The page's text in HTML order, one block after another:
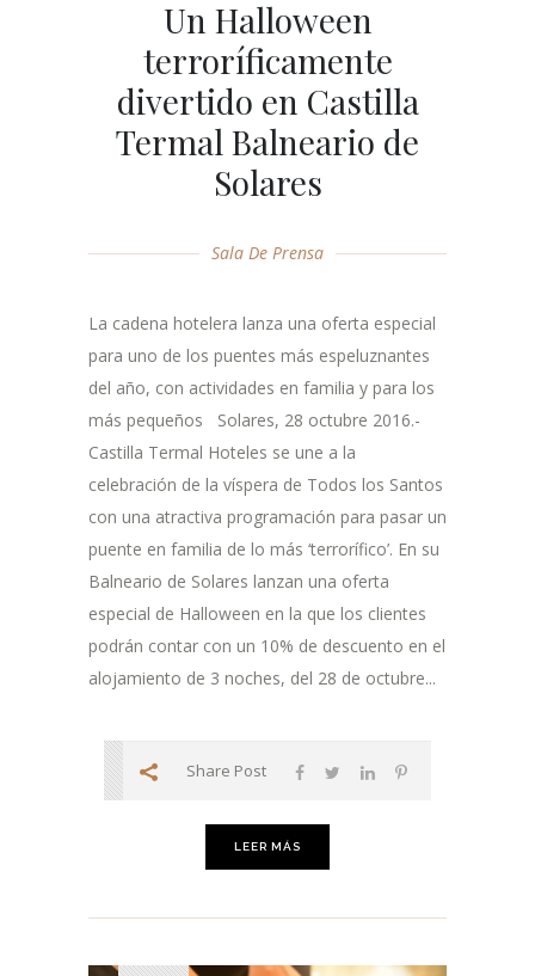
Un Halloween
terroríficamente
divertido en Castilla
Termal Balneario de
Solares
Sala De Prensa
La cadena hotelera lanza una oferta especial
para uno de los puentes más espeluznantes
del año, con actividades en familia y para los
más pequeños Solares, 28 octubre 2016.-
Castilla Termal Hoteles se une a la
celebración de la víspera de Todos los Santos
con una atractiva programación para pasar un
puente en familia de lo más ‘terrorífico’. En su
Balneario de Solares lanzan una oferta
especial de Halloween en la que los clientes
podrán contar con un 10% de descuento en el
alojamiento de 3 noches, del 28 de octubre...
Share Post
LEER MÁS